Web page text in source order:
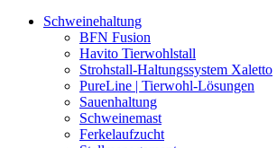
Schweinehaltung
BFN Fusion
Havito Tierwohlstall
Strohstall-Haltungssystem Xaletto
PureLine | Tierwohl-Lösungen
Sauenhaltung
Schweinemast
Ferkelaufzucht